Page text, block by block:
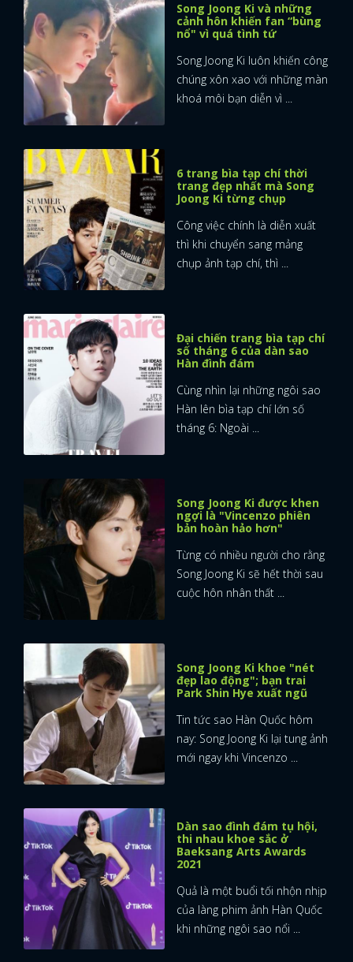
Song Joong Ki và những
cảnh hôn khiến fan “bùng
nổ" vì quá tình tứ
Song Joong Ki luôn khiến công
chúng xôn xao với những màn
khoá môi bạn diễn vì ...
6 trang bìa tạp chí thời
trang đẹp nhất mà Song
Joong Ki từng chụp
Công việc chính là diễn xuất
thì khi chuyển sang mảng
chụp ảnh tạp chí, thì ...
Đại chiến trang bìa tạp chí
số tháng 6 của dàn sao
Hàn đình đám
Cùng nhìn lại những ngôi sao
Hàn lên bìa tạp chí lớn số
tháng 6: Ngoài ...
Song Joong Ki được khen
ngợi là "Vincenzo phiên
bản hoàn hảo hơn"
Từng có nhiều người cho rằng
Song Joong Ki sẽ hết thời sau
cuộc hôn nhân thất ...
Song Joong Ki khoe "nét
đẹp lao động"; bạn trai
Park Shin Hye xuất ngũ
Tin tức sao Hàn Quốc hôm
nay: Song Joong Ki lại tung ảnh
mới ngay khi Vincenzo ...
Dàn sao đình đám tụ hội,
thi nhau khoe sắc ở
Baeksang Arts Awards
2021
Quả là một buổi tối nhộn nhịp
của làng phim ảnh Hàn Quốc
khi những ngôi sao nổi ...